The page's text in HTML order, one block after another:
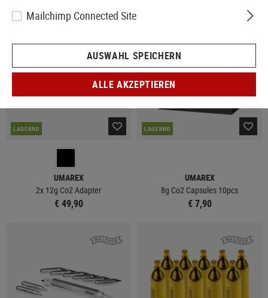
LAGERND
UMAREX
2x 12g Co2 Adapter
€ 49,90
LAGERND
UMAREX
8g Co2 Capsules 10pcs
€ 7,90
Mailchimp Connected Site
AUSWAHL SPEICHERN
ALLE AKZEPTIEREN